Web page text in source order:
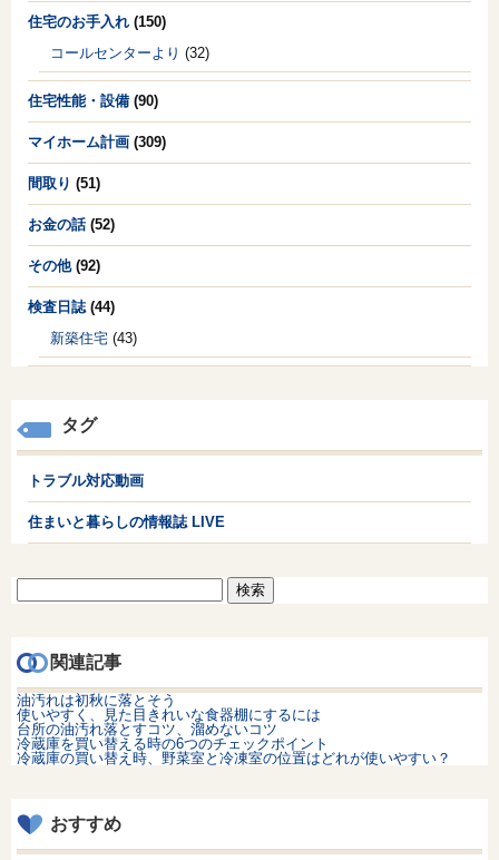
住宅のお手入れ (150)
コールセンターより (32)
住宅性能・設備 (90)
マイホーム計画 (309)
間取り (51)
お金の話(52)
その他(92)
検査日誌 (44)
新築住宅 (43)
タグ
トラブル対応動画
住まいと暮らしの情報誌 LIVE
関連記事
油汚れは初秋に落とそう
使いやすく、見た目きれいな食器棚にするには
台所の油汚れ落とすコツ、溜めないコツ
冷蔵庫を買い替える時の6つのチェックポイント
冷蔵庫の買い替え時、野菜室と冷凍室の位置はどれが使いやすい？
おすすめ